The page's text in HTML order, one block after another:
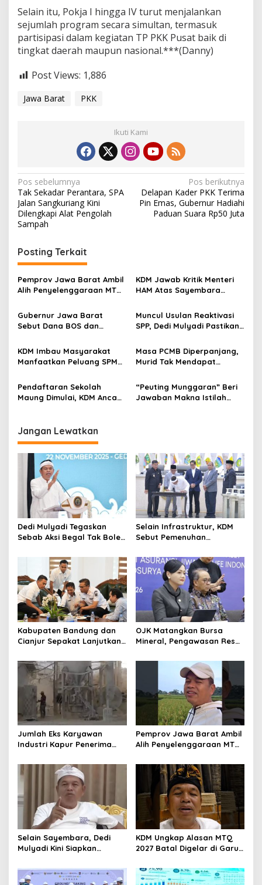
Selain itu, Pokja I hingga IV turut menjalankan
sejumlah program secara simultan, termasuk
partisipasi dalam kegiatan TP PKK Pusat baik di
tingkat daerah maupun nasional.***(Danny)
Post Views: 1,886
Jawa Barat PKK
Ikuti Kami
N
a
v
g
a
s
p
o
s
Pos sebelumnya
Tak Sekadar Perantara, SPA
Jalan Sangkuriang Kini
Dilengkapi Alat Pengolah
Sampah
Pos berikutnya
Delapan Kader PKK Terima
Pin Emas, Gubernur Hadiahi
Paduan Suara Rp50 Juta
Posting Terkait
Pemprov Jawa Barat Ambil
Alih Penyelenggaraan MTQ
Jadi Tuan Rumah
KDM Jawab Kritik Menteri
HAM Atas Sayembara
Pelaku Kejahatan
Gubernur Jawa Barat
Sebut Dana BOS dan
Operasional Sekolah
Muncul Usulan Reaktivasi
SPP, Dedi Mulyadi Pastikan
Selenggarakan Sekolah
Gratis
KDM Imbau Masyarakat
Manfaatkan Peluang SPMB,
Sekolah Negeri Minim
Peminat
Masa PCMB Diperpanjang,
Murid Tak Mendapat
Pada Tanggal Berikut
Pendaftaran Sekolah
Maung Dimulai, KDM Ancam
“Peuting Munggaran” Beri
Jawaban Makna Istilah
Jangan Lewatkan
Dedi Mulyadi Tegaskan
Sebab Aksi Begal Tak Boleh
Ekonomi
Selain Infrastruktur, KDM
Sebut Pemenuhan
Masyarakat Jadi Fokus
APBD Jabar 2027
Kabupaten Bandung dan
Cianjur Sepakat Lanjutkan
Percepat Pertumbuhan
Ekonomi Daerah
OJK Matangkan Bursa
Mineral, Pengawasan Resmi
Jumlah Eks Karyawan
Industri Kapur Penerima
Bertambah, KDM: Kita
Identifikasi
Pemprov Jawa Barat Ambil
Alih Penyelenggaraan MTQ
Jadi Tuan Rumah
Selain Sayembara, Dedi
Mulyadi Kini Siapkan
Sebarkan Lokasi Penjualan
Narkotika
KDM Ungkap Alasan MTQ
2027 Batal Digelar di Garut,